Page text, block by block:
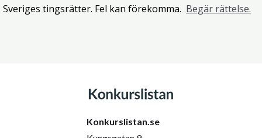
Sveriges tingsrätter. Fel kan förekomma. Begär rättelse.
Konkurslistan.se